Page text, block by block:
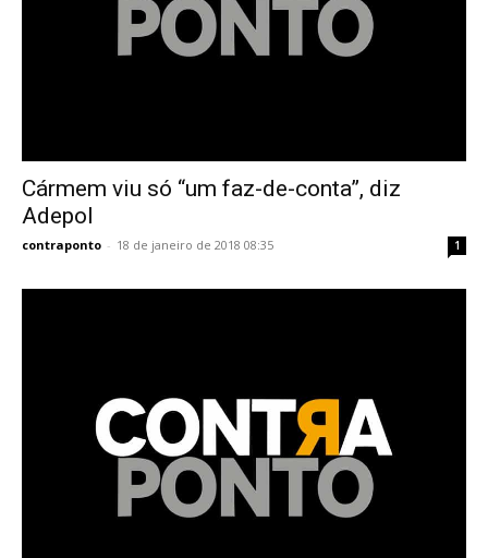
Cármem viu só “um faz-de-conta”, diz
Adepol
contraponto - 18 de janeiro de 2018 08:35 1